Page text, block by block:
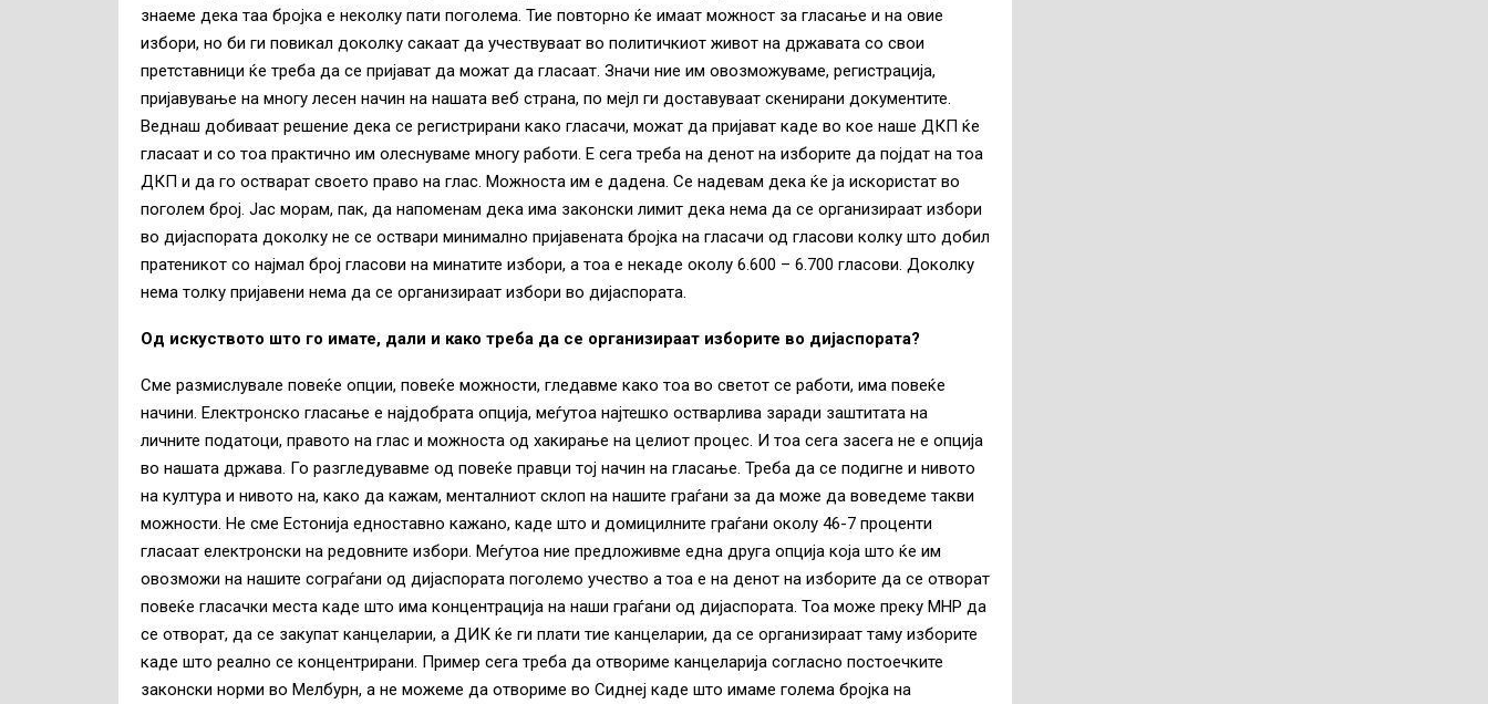
знаеме дека таа бројка е неколку пати поголема. Тие повторно ќе имаат можност за гласање и на овие
избори, но би ги повикал доколку сакаат да учествуваат во политичкиот живот на државата со свои
претставници ќе треба да се пријават да можат да гласаат. Значи ние им овозможуваме, регистрација,
пријавување на многу лесен начин на нашата веб страна, по мејл ги доставуваат скенирани документите.
Веднаш добиваат решение дека се регистрирани како гласачи, можат да пријават каде во кое наше ДКП ќе
гласаат и со тоа практично им олеснуваме многу работи. Е сега треба на денот на изборите да појдат на тоа
ДКП и да го остварат своето право на глас. Можноста им е дадена. Се надевам дека ќе ја искористат во
поголем број. Јас морам, пак, да напоменам дека има законски лимит дека нема да се организираат избори
во дијаспората доколку не се оствари минимално пријавената бројка на гласачи од гласови колку што добил
пратеникот со најмал број гласови на минатите избори, а тоа е некаде околу 6.600 – 6.700 гласови. Доколку
нема толку пријавени нема да се организираат избори во дијаспората.
Од искуството што го имате, дали и како треба да се организираат изборите во дијаспората?
Сме размислувале повеќе опции, повеќе можности, гледавме како тоа во светот се работи, има повеќе
начини. Електронско гласање е најдобрата опција, меѓутоа најтешко остварлива заради заштитата на
личните податоци, правото на глас и можноста од хакирање на целиот процес. И тоа сега засега не е опција
во нашата држава. Го разгледувавме од повеќе правци тој начин на гласање. Треба да се подигне и нивото
на култура и нивото на, како да кажам, менталниот склоп на нашите граѓани за да може да воведеме такви
можности. Не сме Естонија едноставно кажано, каде што и домицилните граѓани околу 46-7 проценти
гласаат електронски на редовните избори. Меѓутоа ние предложивме една друга опција која што ќе им
овозможи на нашите сограѓани од дијаспората поголемо учество а тоа е на денот на изборите да се отворат
повеќе гласачки места каде што има концентрација на наши граѓани од дијаспората. Тоа може преку МНР да
се отворат, да се закупат канцеларии, а ДИК ќе ги плати тие канцеларии, да се организираат таму изборите
каде што реално се концентрирани. Пример сега треба да отвориме канцеларија согласно постоечките
законски норми во Мелбурн, а не можеме да отвориме во Сиднеј каде што имаме голема бројка на